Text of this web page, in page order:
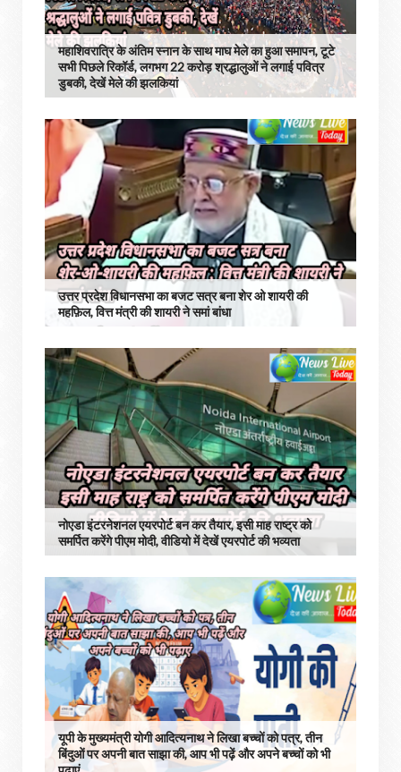
महाशिवरात्रि के अंतिम स्नान के साथ माघ मेले का हुआ समापन, टूटे
सभी पिछले रिकॉर्ड, लगभग 22 करोड़ श्रद्धालुओं ने लगाई पवित्र
डुबकी, देखें मेले की झलकियां
उत्तर प्रदेश विधानसभा का बजट सत्र बना शेर ओ शायरी की
महफ़िल, वित्त मंत्री की शायरी ने समां बांधा
नोएडा इंटरनेशनल एयरपोर्ट बन कर तैयार, इसी माह राष्ट्र को
समर्पित करेंगे पीएम मोदी, वीडियो में देखें एयरपोर्ट की भव्यता
यूपी के मुख्यमंत्री योगी आदित्यनाथ ने लिखा बच्चों को पत्र, तीन
बिंदुओं पर अपनी बात साझा की, आप भी पढ़ें और अपने बच्चों को भी